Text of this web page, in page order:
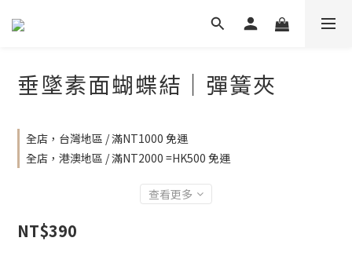
垂墜素面蝴蝶結｜彈簧夾
全店，台灣地區 / 滿NT1000 免運
全店，港澳地區 / 滿NT2000 =HK500 免運
查看更多
NT$390